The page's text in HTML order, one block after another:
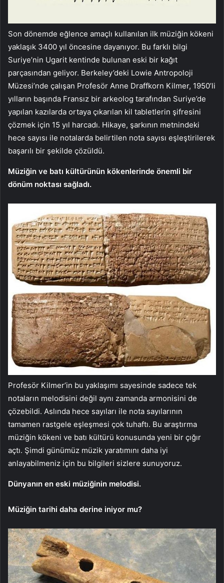
Son dönemde eğlence amaçlı kullanılan ilk müziğin kökeni
yaklaşık 3400 yıl öncesine dayanıyor. Bu farklı bilgi
Suriye’nin Ugarit kentinde bulunan eski bir kağıt
parçasından geliyor. Berkeley’deki Lowie Antropoloji
Müzesi’nde çalışan Profesör Anne Draffkorn Kilmer, 1950’li
yılların başında Fransız bir arkeolog tarafından Suriye’de
yapılan kazılarda ortaya çıkarılan kil tabletlerin şifresini
çözmek için 15 yıl harcadı. Hikaye, şarkının metnindeki
hece sayısı ile notalarda belirtilen nota sayısı eşleştirilerek
başarılı bir şekilde çözüldü.
Müziğin ve batı kültürünün kökenlerinde önemli bir
dönüm noktası sağladı.
Profesör Kilmer’in bu yaklaşımı sayesinde sadece tek
notaların melodisini değil aynı zamanda armonisini de
çözebildi. Aslında hece sayıları ile nota sayılarının
tamamen rastgele eşleşmesi çok tuhaftı. Bu araştırma
müziğin kökeni ve batı kültürü konusunda yeni bir çığır
açtı. Şimdi günümüz müzik yaratımını daha iyi
anlayabilmeniz için bu bilgileri sizlere sunuyoruz.
Dünyanın en eski müziğinin melodisi.
Müziğin tarihi daha derine iniyor mu?